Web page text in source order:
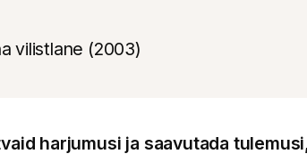
vilistlane (2003)
harjumusi ja saavutada